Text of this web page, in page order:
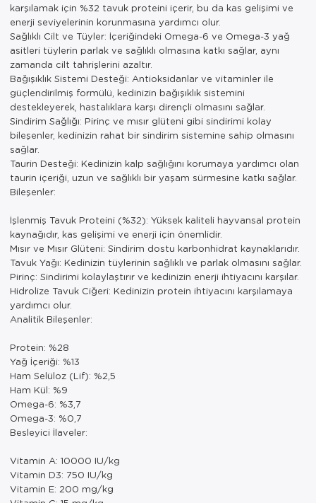
karşılamak için %32 tavuk proteini içerir, bu da kas gelişimi ve
enerji seviyelerinin korunmasına yardımcı olur.
Sağlıklı Cilt ve Tüyler: İçeriğindeki Omega-6 ve Omega-3 yağ
asitleri tüylerin parlak ve sağlıklı olmasına katkı sağlar, aynı
zamanda cilt tahrişlerini azaltır.
Bağışıklık Sistemi Desteği: Antioksidanlar ve vitaminler ile
güçlendirilmiş formülü, kedinizin bağışıklık sistemini
destekleyerek, hastalıklara karşı dirençli olmasını sağlar.
Sindirim Sağlığı: Pirinç ve mısır glüteni gibi sindirimi kolay
bileşenler, kedinizin rahat bir sindirim sistemine sahip olmasını
sağlar.
Taurin Desteği: Kedinizin kalp sağlığını korumaya yardımcı olan
taurin içeriği, uzun ve sağlıklı bir yaşam sürmesine katkı sağlar.
Bileşenler:
İşlenmiş Tavuk Proteini (%32): Yüksek kaliteli hayvansal protein
kaynağıdır, kas gelişimi ve enerji için önemlidir.
Mısır ve Mısır Glüteni: Sindirim dostu karbonhidrat kaynaklarıdır.
Tavuk Yağı: Kedinizin tüylerinin sağlıklı ve parlak olmasını sağlar.
Pirinç: Sindirimi kolaylaştırır ve kedinizin enerji ihtiyacını karşılar.
Hidrolize Tavuk Ciğeri: Kedinizin protein ihtiyacını karşılamaya
yardımcı olur.
Analitik Bileşenler:
Protein: %28
Yağ İçeriği: %13
Ham Selüloz (Lif): %2,5
Ham Kül: %9
Omega-6: %3,7
Omega-3: %0,7
Besleyici İlaveler:
Vitamin A: 10000 IU/kg
Vitamin D3: 750 IU/kg
Vitamin E: 200 mg/kg